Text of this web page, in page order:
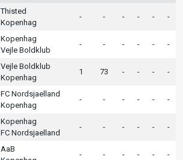
Thisted
Kopenhag
- - - - - -
Kopenhag
Vejle Boldklub
- - - - - -
Vejle Boldklub
Kopenhag
1 73 - - - -
FC Nordsjaelland
Kopenhag
- - - - - -
Kopenhag
FC Nordsjaelland
- - - - - -
AaB
- - - - - -